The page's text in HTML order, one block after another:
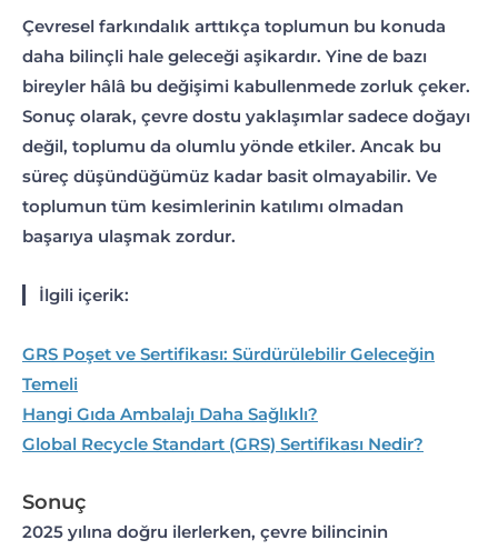
Çevresel farkındalık arttıkça toplumun bu konuda
daha bilinçli hale geleceği aşikardır. Yine de bazı
bireyler hâlâ bu değişimi kabullenmede zorluk çeker.
Sonuç olarak, çevre dostu yaklaşımlar sadece doğayı
değil, toplumu da olumlu yönde etkiler. Ancak bu
süreç düşündüğümüz kadar basit olmayabilir. Ve
toplumun tüm kesimlerinin katılımı olmadan
başarıya ulaşmak zordur.
İlgili içerik:
GRS Poşet ve Sertifikası: Sürdürülebilir Geleceğin
Temeli
Hangi Gıda Ambalajı Daha Sağlıklı?
Global Recycle Standart (GRS) Sertifikası Nedir?
Sonuç
2025 yılına doğru ilerlerken, çevre bilincinin